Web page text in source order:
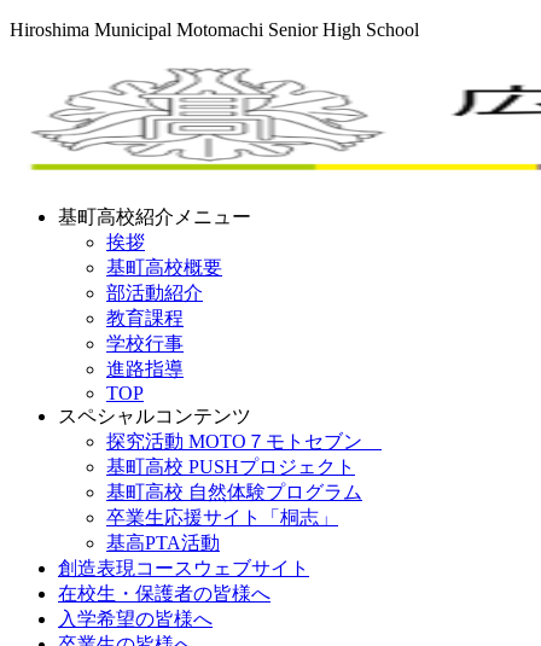
Hiroshima Municipal Motomachi Senior High School
基町高校紹介メニュー
挨拶
基町高校概要
部活動紹介
教育課程
学校行事
進路指導
TOP
スペシャルコンテンツ
探究活動 MOTO７モトセブン
基町高校 PUSHプロジェクト
基町高校 自然体験プログラム
卒業生応援サイト「桐志」
基高PTA活動
創造表現コースウェブサイト
在校生・保護者の皆様へ
入学希望の皆様へ